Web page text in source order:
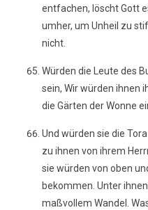
entfachen, löscht Gott
umher, um Unheil zu
nicht.
Würden die Leute des
sein, Wir würden ihnen
die Gärten der Wonne
Und würden sie die
zu ihnen von ihrem
sie würden von oben
bekommen. Unter
maßvollem Wandel.